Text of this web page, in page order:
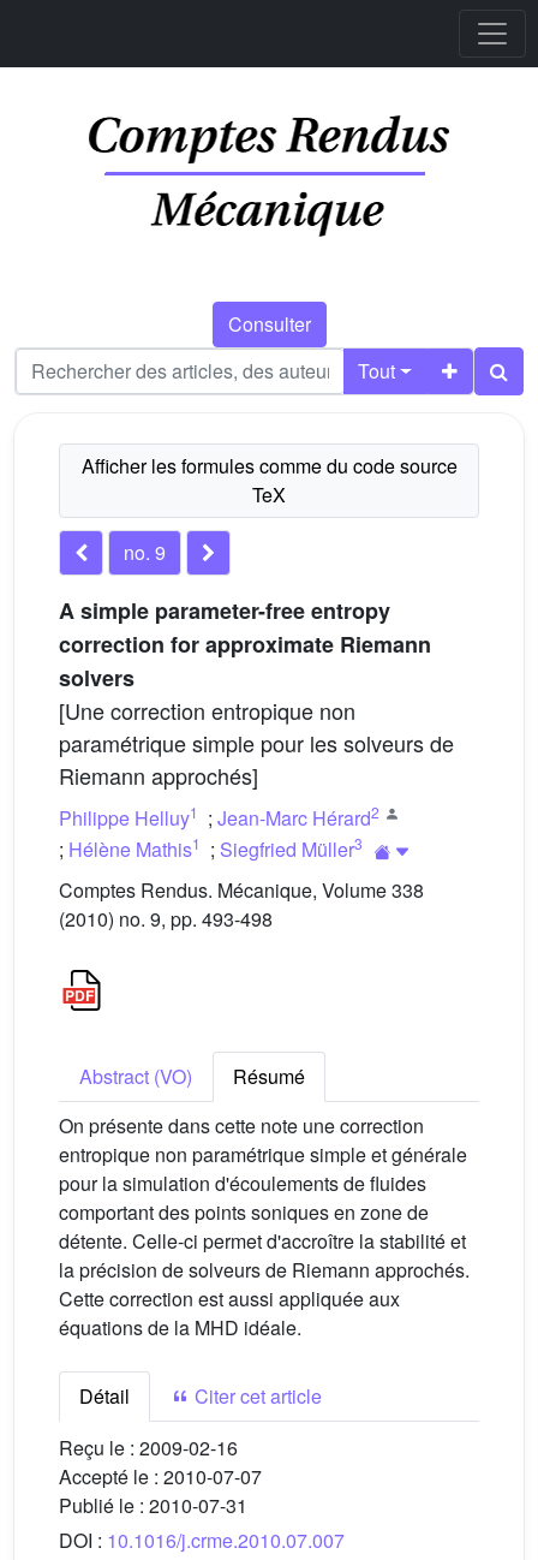
Consulter
Tout
no. 9
A simple parameter-free entropy
correction for approximate Riemann
solvers
[Une correction entropique non
paramétrique simple pour les solveurs de
Riemann approchés]
Philippe Helluy1 ; Jean-Marc Hérard2
; Hélène Mathis1 ; Siegfried Müller3
Comptes Rendus. Mécanique, Volume 338
(2010) no. 9, pp. 493-498
Abstract (VO)
Résumé
On présente dans cette note une correction
entropique non paramétrique simple et générale
pour la simulation d'écoulements de fluides
comportant des points soniques en zone de
détente. Celle-ci permet d'accroître la stabilité et
la précision de solveurs de Riemann approchés.
Cette correction est aussi appliquée aux
équations de la MHD idéale.
Détail
Citer cet article
Reçu le : 2009-02-16
Accepté le : 2010-07-07
Publié le : 2010-07-31
DOI : 10.1016/j.crme.2010.07.007